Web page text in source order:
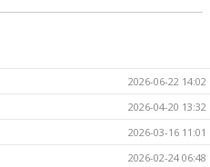
2026-06-22 14:02
2026-04-20 13:32
2026-03-16 11:01
2026-02-24 06:48